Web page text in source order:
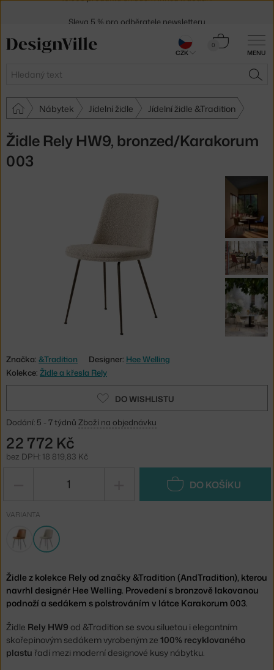
MENU
Hledat
0
Košík
Nábytek Jídelní židle Jídelní židle &Tradition
Židle Rely HW9, bronzed/Karakorum
003
Značka: &Tradition Designer: Hee Welling
Kolekce: Židle a křesla Rely
DO WISHLISTU
Dodání: 5 - 7 týdnů Zboží na objednávku
22 772 Kč
bez DPH: 18 819,83 Kč
DO KOŠÍKU
VARIANTA
Židle z kolekce Rely od značky &Tradition (AndTradition), kterou
navrhl designér Hee Welling. Provedení s bronzově lakovanou
podnoží a sedákem s polstrováním v látce Karakorum 003.
Židle Rely HW9 od &Tradition se svou siluetou i elegantním
skořepinovým sedákem vyrobeným ze 100% recyklovaného
plastu řadí mezi moderní designové kusy nábytku.
30 dní na vrácení zboží
CZK